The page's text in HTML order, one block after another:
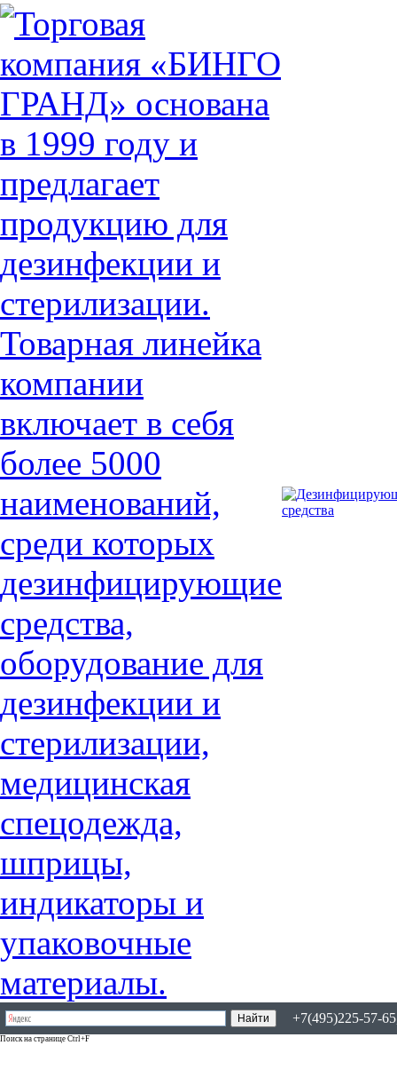
+7(495)225-57-
Поиск на странице Ctrl+F